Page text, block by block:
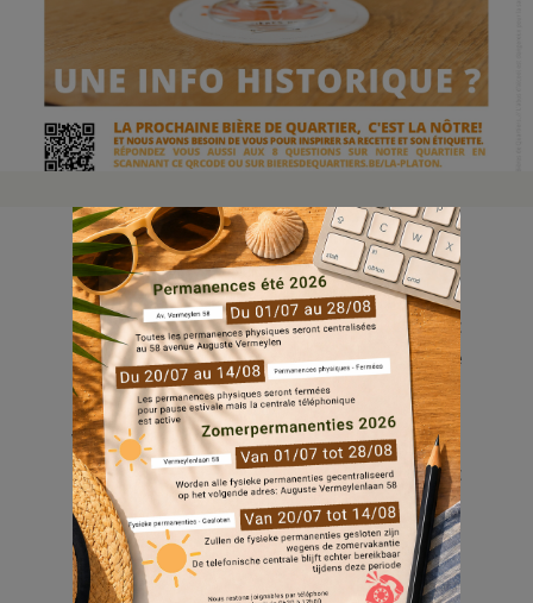
Wil je je buurt laten bruisen? Neem dan deel
aan de enquête van de PSC De Là Haut
zodat de Platowijk dit voorjaar zijn eerste
biertje kan delen.
Vul het formulier in en stuur het per e-mail
naar het opgegeven adres of geef het
gewoon af bij PSC.
Formulier